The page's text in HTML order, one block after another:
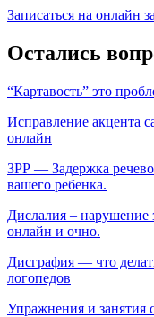
Записаться на онлайн
Остались
“Картавость” это
Исправление акцента
онлайн
ЗРР — Задержка
вашего ребенка.
Дислалия – нарушение
онлайн и очно.
Дисграфия — что
логопедов
Упражнения и занятия